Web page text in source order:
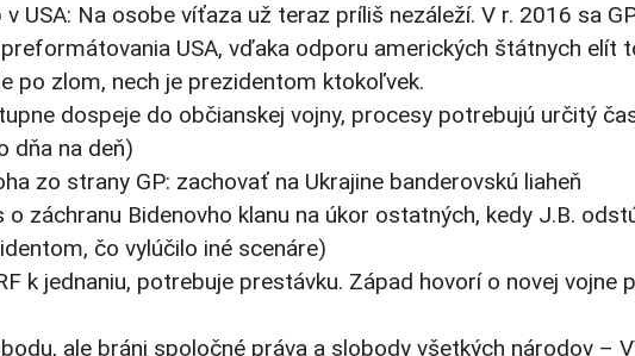
USA: Na osobe víťaza už teraz príliš nezáleží. V r. 2016 sa
USA, vďaka odporu amerických štátnych elít
po zlom, nech je prezidentom ktokoľvek.
dospeje do občianskej vojny, procesy potrebujú určitý
dňa na deň)
zo strany GP: zachovať na Ukrajine banderovskú liaheň
záchranu Bidenovho klanu na úkor ostatných, kedy J.B.
čo vylúčilo iné scenáre)
k jednaniu, potrebuje prestávku. Západ hovorí o novej vojne
ale bráni spoločné práva a slobody všetkých národov –